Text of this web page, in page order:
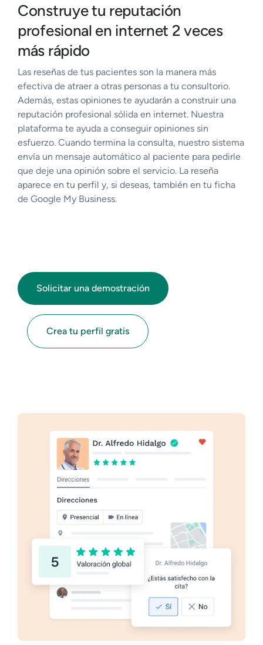
Construye tu reputación
profesional en internet 2 veces
más rápido
Las reseñas de tus pacientes son la manera más
efectiva de atraer a otras personas a tu consultorio.
Además, estas opiniones te ayudarán a construir una
reputación profesional sólida en internet. Nuestra
plataforma te ayuda a conseguir opiniones sin
esfuerzo. Cuando termina la consulta, nuestro sistema
envía un mensaje automático al paciente para pedirle
que deje una opinión sobre el servicio. La reseña
aparece en tu perfil y, si deseas, también en tu ficha
de Google My Business.
Solicitar una demostración
Crea tu perfil gratis